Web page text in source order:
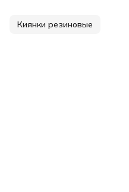
Киянки резиновые